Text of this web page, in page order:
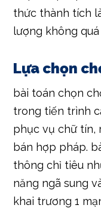
Lựa chọn
bài toán chọn
phục vụ chữ tín,
bán hợp pháp.
thông chỉ tiêu
năng ngã sung
khai trương 1
thành tích để
nguyên liệu
điều đình giá và